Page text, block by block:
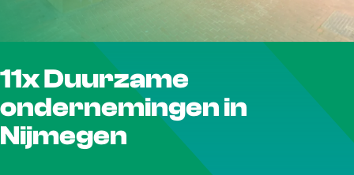
r
d
e
11x Duurzame
ondernemingen in
Nijmegen